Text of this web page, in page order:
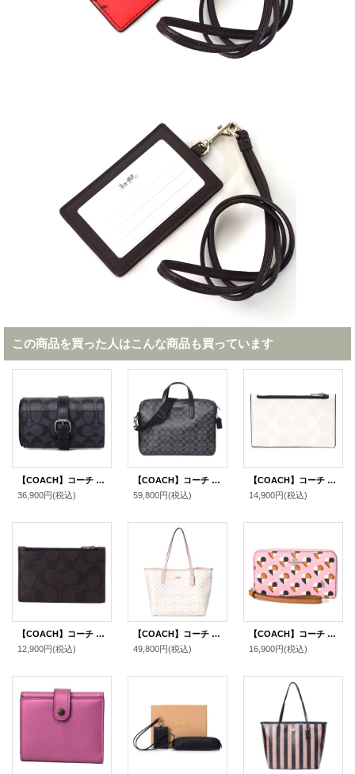
この商品を買った人はこんな商品も買っています
【COACH】コーチ コーティングキャンバス レザー シグネチャー バックル ウォッチ ロール 腕時計 ケース チャコール×ブラック〔日本未発売〕
36,900円(税込)
【COACH】コーチ コーティングキャンバス レザー メンズ シグネチャー スリム 2WAY ビジネス ブリーフ ショルダーバッグ チャコール×ブラック〔日本未発売〕
59,800円(税込)
【COACH】コーチ コーティングキャンバス レザー シグネチャー ジップ カードケース コインケース 小銭入れ チャーク×ブラックマルチ〔日本未発売〕
14,900円(税込)
【COACH】コーチ コーティングキャンバス レザー シグネチャー ジップ カードケース コインケース 小銭入れ マホガニー×カーキ〔日本未発売〕
12,900円(税込)
【COACH】コーチ バッグ トート コーティングキャンバス レザー シグネチャー ロゴ シティ トートバッグ チャーク×ピンク〔日本未発売〕
49,800円(税込)
【COACH】コーチ コーティング キャンパス レザー ハート柄 プリント フォン クラッチ ウォレット iPhone スマホ マルチ 財布 ブラッシュマルチ（日本未発売）
16,900円(税込)